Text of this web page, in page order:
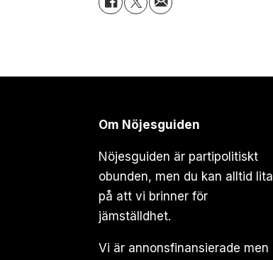
Om Nöjesguiden
Nöjesguiden är partipolitiskt
obunden, men du kan alltid lita
på att vi brinner för
jämställdhet.
Vi är annonsfinansierade men